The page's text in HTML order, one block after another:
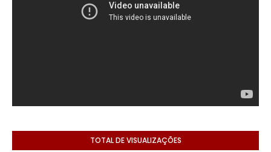
TOTAL DE VISUALIZAÇÕES